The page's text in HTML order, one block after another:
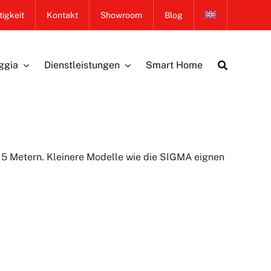
Kontakt Showroom Blog
Dienstleistungen Smart Home
Metern. Kleinere Modelle wie die SIGMA eignen